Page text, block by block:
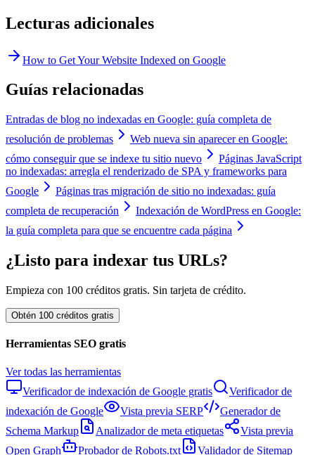
Lecturas adicionales
How to Get Your Website Indexed on Google
Guías relacionadas
Entradas de blog no indexadas en Google: guía completa de
resolución de problemas
Web nueva sin aparecer en Google:
cómo conseguir que se indexe tu sitio nuevo
Páginas JavaScript
no indexadas: arregla el renderizado de SPA y frameworks para
Google
Páginas tras migración de sitio no indexadas: guía
completa de recuperación
Indexación de WordPress en Google:
la guía completa para que se encuentre cada página
¿Listo para indexar tus URLs?
Empieza con 100 créditos gratis. Sin tarjeta de crédito.
Obtén 100 créditos gratis
Herramientas SEO gratis
Ver todas las herramientas
Verificador de indexación de Google gratis
Verificador de
indexación de Google
Vista previa SERP
Generador de
Schema Markup
Analizador de meta etiquetas
Vista previa
Open Graph
Probador de Robots.txt Validador de Sitemap